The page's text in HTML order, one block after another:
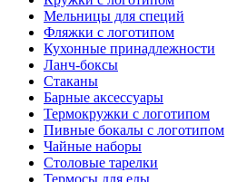
Мельницы для специй
Фляжки с логотипом
Кухонные принадлежности
Ланч-боксы
Стаканы
Барные аксессуары
Термокружки с логотипом
Пивные бокалы с логотипом
Чайные наборы
Столовые тарелки
Термосы для еды